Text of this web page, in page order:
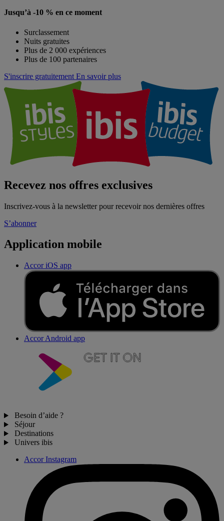
Jusqu’à -10 % en ce moment
Surclassement
Nuits gratuites
Plus de 2 000 expériences
Plus de 100 partenaires
S'inscrire gratuitement En savoir plus
Recevez nos offres exclusives
Inscrivez-vous à la newsletter pour recevoir nos dernières offres
S’abonner
Application mobile
Accor iOS app
Accor Android app
Besoin d’aide ?
Séjour
Destinations
Univers ibis
Accor Instagram